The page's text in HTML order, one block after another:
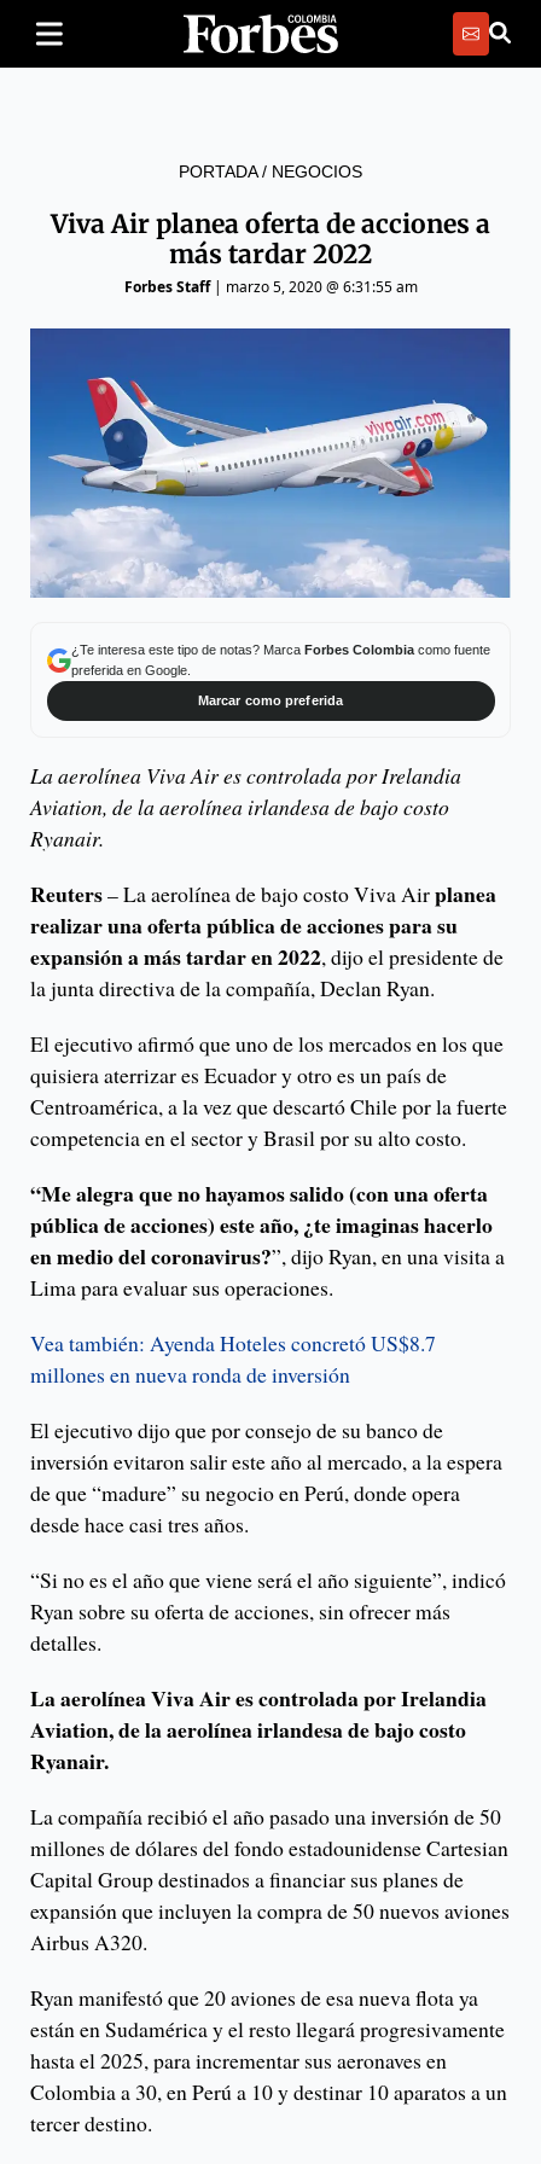
PORTADA/ NEGOCIOS
Viva Air planea oferta de acciones a
más tardar 2022
Forbes Staff| marzo 5, 2020 @ 6:31:55 am
¿Te interesa este tipo de notas? Marca Forbes Colombiacomo fuente
preferida en Google.
Marcar como preferida
La aerolínea Viva Air es controlada por Irelandia
Aviation, de la aerolínea irlandesa de bajo costo
Ryanair.
Reuters– La aerolínea de bajo costo Viva Airplanea
realizar una oferta pública de acciones para su
expansión a más tardar en 2022, dijo el presidente de
la junta directiva de la compañía, Declan Ryan.
El ejecutivo afirmó que uno de los mercados en los que
quisiera aterrizar es Ecuador y otro es un país de
Centroamérica, a la vez que descartó Chile por la fuerte
competencia en el sector y Brasil por su alto costo.
“Me alegra que no hayamos salido (con una oferta
pública de acciones) este año, ¿te imaginas hacerlo
en medio del coronavirus?”, dijo Ryan, en una visita a
Lima para evaluar sus operaciones.
Vea también: Ayenda Hoteles concretó US$8.7
millones en nueva ronda de inversión
El ejecutivo dijo que por consejo de su banco de
inversión evitaron salir este año al mercado, a la espera
de que “madure” su negocio en Perú, donde opera
desde hace casi tres años.
“Si no es el año que viene será el año siguiente”, indicó
Ryan sobre su oferta de acciones, sin ofrecer más
detalles.
La aerolínea Viva Air es controlada por Irelandia
Aviation, de la aerolínea irlandesa de bajo costo
Ryanair.
La compañía recibió el año pasado una inversión de 50
millones de dólares del fondo estadounidense Cartesian
Capital Group destinados a financiar sus planes de
expansión que incluyen la compra de 50 nuevos aviones
Airbus A320.
Ryan manifestó que 20 aviones de esa nueva flota ya
están en Sudamérica y el resto llegará progresivamente
hasta el 2025, para incrementar sus aeronaves en
Colombia a 30, en Perú a 10 y destinar 10 aparatos a un
tercer destino.